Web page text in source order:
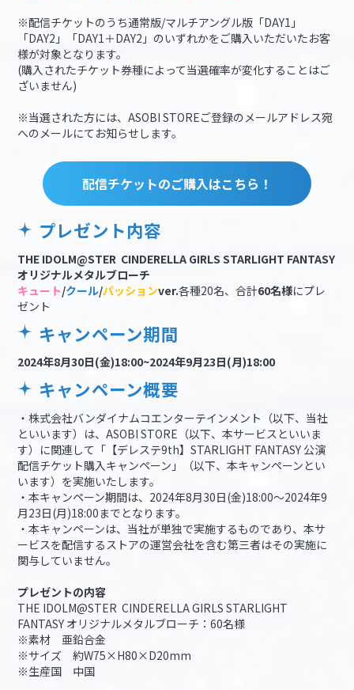
※配信チケットのうち通常版/マルチアングル版「DAY1」
「DAY2」「DAY1＋DAY2」のいずれかをご購入いただいたお客
様が対象となります。
(購入されたチケット券種によって当選確率が変化することはご
ざいません)
※当選された方には、ASOBI STOREご登録のメールアドレス宛
へのメールにてお知らせします。
配信チケットのご購入はこちら！
プレゼント内容
THE IDOLM@STER CINDERELLA GIRLS STARLIGHT FANTASY
オリジナルメタルブローチ
キュート/クール/パッションver.各種20名、合計60名様にプレ
ゼント
キャンペーン期間
2024年8月30日(金)18:00~2024年9月23日(月)18:00
キャンペーン概要
・株式会社バンダイナムコエンターテインメント（以下、当社
といいます）は、ASOBI STORE（以下、本サービスといいま
す）に関連して「【デレステ9th】STARLIGHT FANTASY 公演
配信チケット購入キャンペーン」（以下、本キャンペーンとい
います）を実施いたします。
・本キャンペーン期間は、2024年8月30日(金)18:00～2024年9
月23日(月)18:00までとなります。
・本キャンペーンは、当社が単独で実施するものであり、本サ
ービスを配信するストアの運営会社を含む第三者はその実施に
関与していません。
プレゼントの内容
THE IDOLM@STER CINDERELLA GIRLS STARLIGHT
FANTASY オリジナルメタルブローチ：60名様
※素材 亜鉛合金
※サイズ 約W75×H80×D20mm
※生産国 中国